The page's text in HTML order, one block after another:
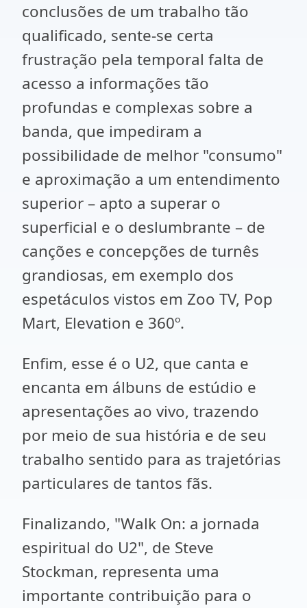
conclusões de um trabalho tão
qualificado, sente-se certa
frustração pela temporal falta de
acesso a informações tão
profundas e complexas sobre a
banda, que impediram a
possibilidade de melhor "consumo"
e aproximação a um entendimento
superior – apto a superar o
superficial e o deslumbrante – de
canções e concepções de turnês
grandiosas, em exemplo dos
espetáculos vistos em Zoo TV, Pop
Mart, Elevation e 360º.
Enfim, esse é o U2, que canta e
encanta em álbuns de estúdio e
apresentações ao vivo, trazendo
por meio de sua história e de seu
trabalho sentido para as trajetórias
particulares de tantos fãs.
Finalizando, "Walk On: a jornada
espiritual do U2", de Steve
Stockman, representa uma
importante contribuição para o